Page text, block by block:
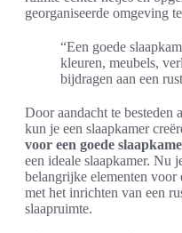
georganiseerde omgeving
“Een goede
kleuren, meubels,
bijdragen aan een
Door aandacht te besteden
kun je een slaapkamer
voor een goede
een ideale slaapkamer. Nu
belangrijke elementen voor
met het inrichten van een
slaapruimte.